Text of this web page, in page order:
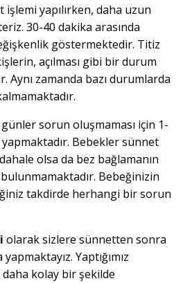
yapılırken, daha uzun
30-40 dakika arasında
göstermektedir. Titiz
açılması gibi bir durum
Aynı zamanda bazı durumlarda
sorun oluşmaması için 1-
Bebekler sünnet
olsa da bez bağlamanın
Bebeğinizin
takdirde herhangi bir sorun
olarak sizlere sünnetten sonra
Yaptığımız
kolay bir şekilde